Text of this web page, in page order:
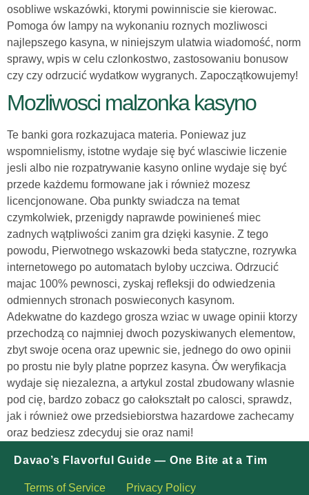
osobliwe wskazówki, ktorymi powinniscie sie kierowac.
Pomoga ów lampy na wykonaniu roznych mozliwosci
najlepszego kasyna, w niniejszym ulatwia wiadomość, norm
sprawy, wpis w celu czlonkostwo, zastosowaniu bonusow
czy czy odrzucić wydatkow wygranych. Zapoczątkowujemy!
Mozliwosci malzonka kasyno
Te banki gora rozkazujaca materia. Poniewaz juz
wspomnielismy, istotne wydaje się być wlasciwie liczenie
jesli albo nie rozpatrywanie kasyno online wydaje się być
przede każdemu formowane jak i również mozesz
licencjonowane. Oba punkty swiadcza na temat
czymkolwiek, przenigdy naprawde powinieneś miec
zadnych wątpliwości zanim gra dzięki kasynie. Z tego
powodu, Pierwotnego wskazowki beda statyczne, rozrywka
internetowego po automatach byloby uczciwa. Odrzucić
majac 100% pewnosci, zyskaj refleksji do odwiedzenia
odmiennych stronach poswieconych kasynom.
Adekwatne do kazdego grosza wziac w uwage opinii ktorzy
przechodzą co najmniej dwoch pozyskiwanych elementow,
zbyt swoje ocena oraz upewnic sie, jednego do owo opinii
po prostu nie byly platne poprzez kasyna. Ów weryfikacja
wydaje się niezalezna, a artykul zostal zbudowany wlasnie
pod cię, bardzo zobacz go całokształt po calosci, sprawdz,
jak i również owe przedsiebiorstwa hazardowe zachecamy
oraz bedziesz zdecyduj sie oraz nami!
Davao’s Flavorful Guide — One Bite at a Tim
Terms of Service Privacy Policy